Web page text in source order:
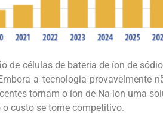
de células de bateria de íon de
a tecnologia provavelmente
tornam o íon de Na-ion uma
custo se torne competitivo.